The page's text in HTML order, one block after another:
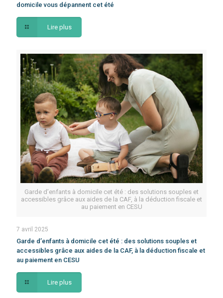
domicile vous dépannent cet été
Lire plus
Garde d’enfants à domicile cet été : des solutions souples et
accessibles grâce aux aides de la CAF, à la déduction fiscale et
au paiement en CESU
7 avril 2025
Garde d’enfants à domicile cet été : des solutions souples et
accessibles grâce aux aides de la CAF, à la déduction fiscale et
au paiement en CESU
Lire plus